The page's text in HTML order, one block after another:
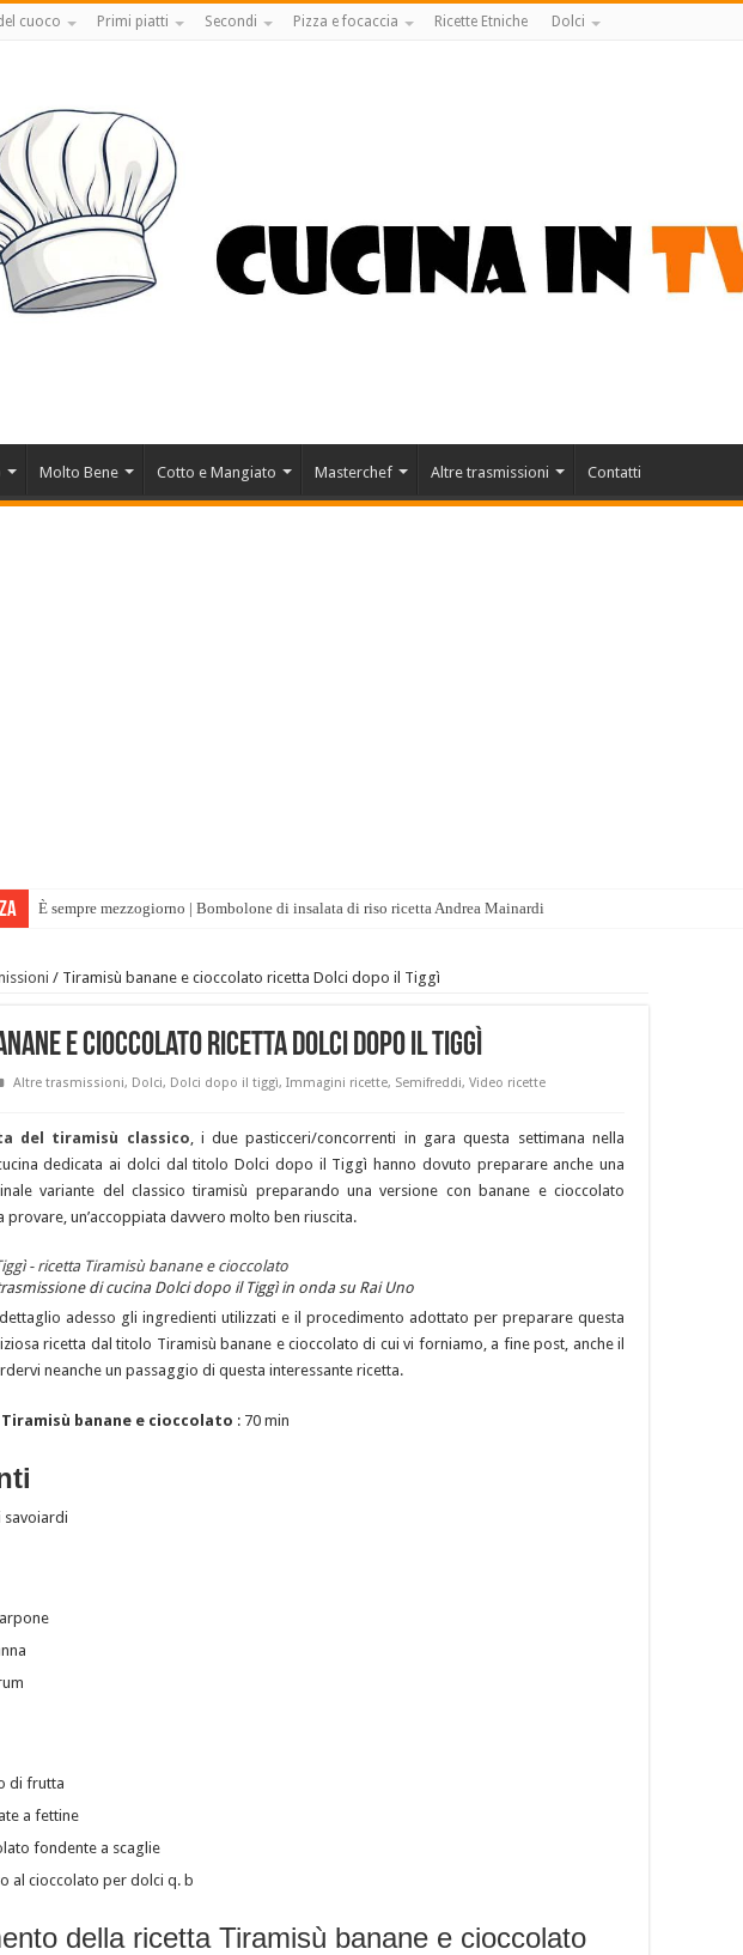
cuoco Primi piatti Secondi Pizza e focaccia Ricette Etniche Dolci
Molto Bene Cotto e Mangiato Masterchef Altre trasmissioni Contatti
È sempre mezzogiorno | Bombolone di insalata di riso ricetta Andrea Mainardi
/ Tiramisù banane e cioccolato ricetta Dolci dopo il Tiggì
e cioccolato ricetta Dolci dopo il Tiggì
Altre trasmissioni, Dolci, Dolci dopo il tiggì, Immagini ricette, Semifreddi, Video ricette
del tiramisù classico, i due pasticceri/concorrenti in gara questa settimana nella
dedicata ai dolci dal titolo Dolci dopo il Tiggì hanno dovuto preparare anche una
variante del classico tiramisù preparando una versione con banane e cioccolato
provare, un’accoppiata davvero molto ben riuscita.
di cucina Dolci dopo il Tiggì in onda su Rai Uno
adesso gli ingredienti utilizzati e il procedimento adottato per preparare questa
ricetta dal titolo Tiramisù banane e cioccolato di cui vi forniamo, a fine post, anche il
neanche un passaggio di questa interessante ricetta.
banane e cioccolato : 70 min
savoiardi
di frutta
a fettine
fondente a scaglie
al cioccolato per dolci q. b
della ricetta Tiramisù banane e cioccolato